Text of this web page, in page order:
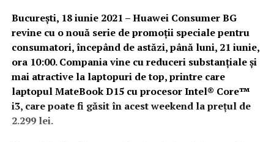
București, 18 iunie 2021 – Huawei Consumer BG
revine cu o nouă serie de promoții speciale pentru
consumatori, începând de astăzi, până luni, 21 iunie,
ora 10:00. Compania vine cu reduceri substanțiale și
mai atractive la laptopuri de top, printre care
laptopul MateBook D15 cu procesor Intel® Core™
i3, care poate fi găsit în acest weekend la prețul de
2.299 lei.